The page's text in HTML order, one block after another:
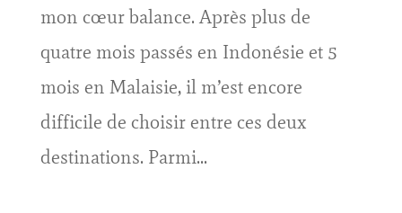
mon cœur balance. Après plus de
quatre mois passés en Indonésie et 5
mois en Malaisie, il m’est encore
difficile de choisir entre ces deux
destinations. Parmi...